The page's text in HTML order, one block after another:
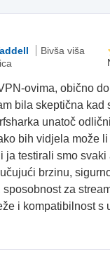
Bivša viša
ovima, obično
bila skeptična kad
unatoč
bih vidjela može
ja testirali smo svaki
brzinu,
za
i kompatibilnost s